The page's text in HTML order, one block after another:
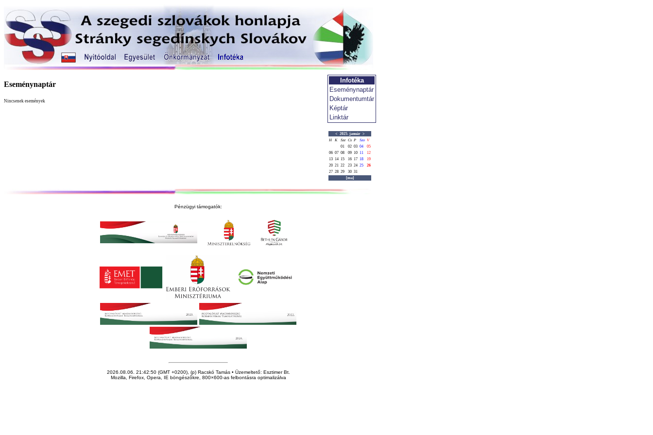
Eseménynaptár
Nincsenek események
Infotéka
Eseménynaptár
Dokumentumtár
Képtár
Linktár
< 2025. január >
H
K Sze Cs P Szo V
01
02 03 04
05
06 07 08 09 10 11
12
13 14 15 16 17 18
19
20 21 22 23 24 25
26
27 28 29 30 31
[ma]
Pénzügyi támogatók:
2026.08.06. 21:42:50 (GMT +0200), (p) Racskó Tamás • Üzemeltető: Esztimer Bt.
Mozilla, Firefox, Opera, IE böngészőkre, 800×600-as felbontásra optimalizálva